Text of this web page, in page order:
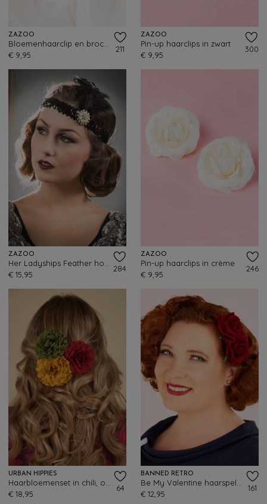
ZAZOO
€ 9,95
211
ZAZOO
Pin-up haarclips in zwart
€ 9,95
300
ZAZOO
€ 15,95
284
ZAZOO
Pin-up haarclips in crème
€ 9,95
246
URBAN HIPPIES
€ 18,95
64
BANNED RETRO
€ 12,95
161